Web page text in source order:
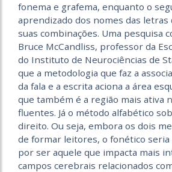
fonema e grafema, enquanto o
aprendizado dos nomes das letras
suas combinações. Uma pesquisa
Bruce McCandliss, professor da
do Instituto de Neurociências de
que a metodologia que faz a
da fala e a escrita aciona a área
que também é a região mais ativa
fluentes. Já o método alfabético
direito. Ou seja, embora os dois
de formar leitores, o fonético seria
por ser aquele que impacta mais
campos cerebrais relacionados